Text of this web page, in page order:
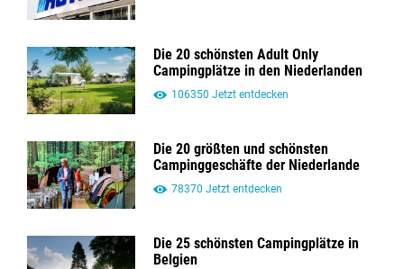
Die 20 schönsten Adult Only
Campingplätze in den Niederlanden
106350 Jetzt entdecken
Die 20 größten und schönsten
Campinggeschäfte der Niederlande
78370 Jetzt entdecken
Die 25 schönsten Campingplätze in
Belgien